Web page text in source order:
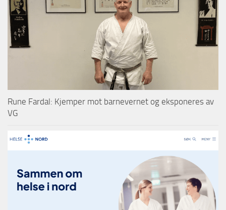
Rune Fardal: Kjemper mot barnevernet og eksponeres av
VG